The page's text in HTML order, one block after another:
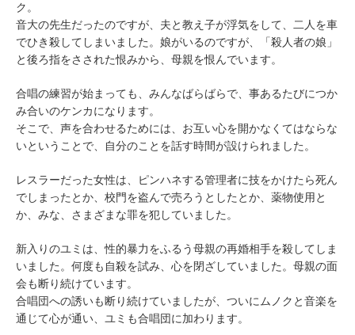
ク。
音大の先生だったのですが、夫と教え子が浮気をして、二人を車
でひき殺してしまいました。娘がいるのですが、「殺人者の娘」
と後ろ指をさされた恨みから、母親を恨んでいます。
合唱の練習が始まっても、みんなばらばらで、事あるたびにつか
み合いのケンカになります。
そこで、声を合わせるためには、お互い心を開かなくてはならな
いということで、自分のことを話す時間が設けられました。
レスラーだった女性は、ピンハネする管理者に技をかけたら死ん
でしまったとか、校門を盗んで売ろうとしたとか、薬物使用と
か、みな、さまざまな罪を犯していました。
新入りのユミは、性的暴力をふるう母親の再婚相手を殺してしま
いました。何度も自殺を試み、心を閉ざしていました。母親の面
会も断り続けています。
合唱団への誘いも断り続けていましたが、ついにムノクと音楽を
通じて心が通い、ユミも合唱団に加わります。